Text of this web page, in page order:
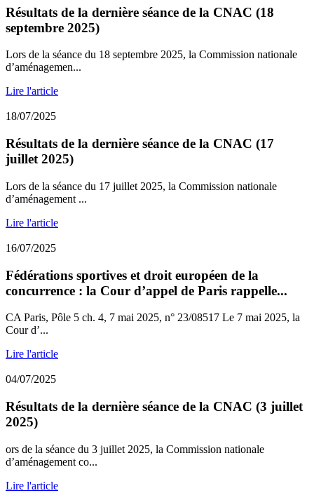
Résultats de la dernière séance de la CNAC (18
septembre 2025)
Lors de la séance du 18 septembre 2025, la Commission nationale
d’aménagemen...
Lire l'article
18/07/2025
Résultats de la dernière séance de la CNAC (17
juillet 2025)
Lors de la séance du 17 juillet 2025, la Commission nationale
d’aménagement ...
Lire l'article
16/07/2025
Fédérations sportives et droit européen de la
concurrence : la Cour d’appel de Paris rappelle...
CA Paris, Pôle 5 ch. 4, 7 mai 2025, n° 23/08517 Le 7 mai 2025, la
Cour d’...
Lire l'article
04/07/2025
Résultats de la dernière séance de la CNAC (3 juillet
2025)
ors de la séance du 3 juillet 2025, la Commission nationale
d’aménagement co...
Lire l'article